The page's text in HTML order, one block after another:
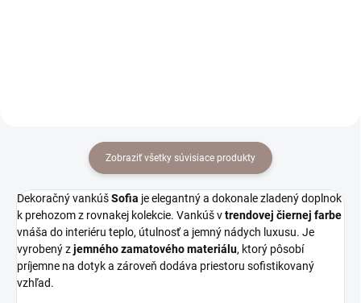
Zobraziť všetky súvisiace produkty
Dekoračný vankúšSofia je elegantný a dokonale zladený doplnok
k prehozom z rovnakej kolekcie. Vankúš vtrendovej čiernej farbe
vnáša do interiéru teplo, útulnosť a jemný nádych luxusu. Je
vyrobený zjemného zamatového materiálu, ktorý pôsobí
príjemne na dotyk a zároveň dodáva priestoru sofistikovaný
vzhľad.